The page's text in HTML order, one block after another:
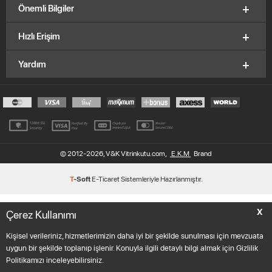
X
Çerez Kullanımı
Kişisel verileriniz, hizmetlerimizin daha iyi bir şekilde sunulması için mevzuata
uygun bir şekilde toplanıp işlenir. Konuyla ilgili detaylı bilgi almak için Gizlilik
Politikamızı inceleyebilirsiniz.
Önemli Bilgiler
Hızlı Erişim
Yardım
© 2012-2026, V&K Vitrinkutu.com, E.K.M Brand
T-SoftE-TicaretSistemleriyle Hazırlanmıştır.